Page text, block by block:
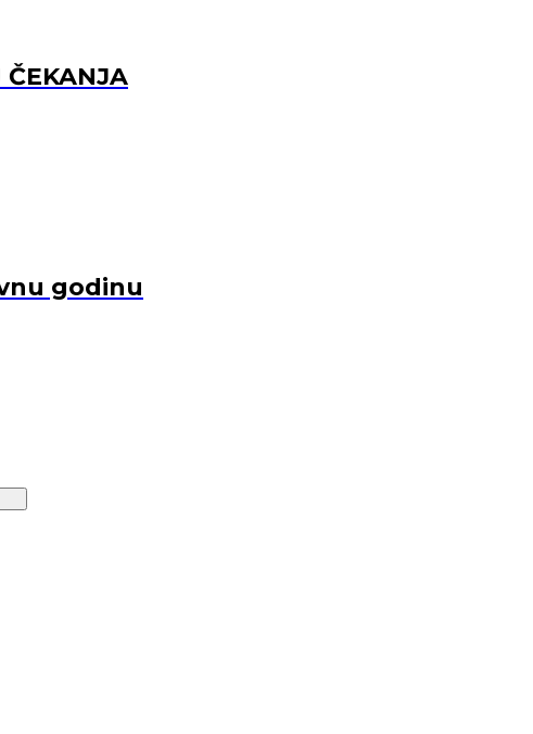
ČEKANJA
godinu